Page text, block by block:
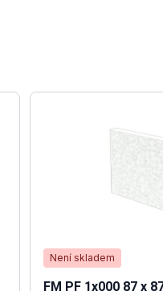
Není skladem
FM PF 1x000 87 x